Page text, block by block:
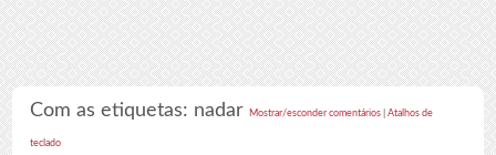
Com as etiquetas: nadarMostrar/esconder comentários |Atalhos de
teclado